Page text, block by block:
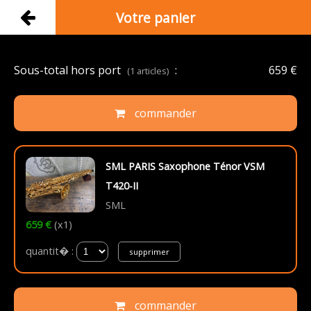
Votre panier
Sous-total hors port (1 articles) : 659 €
commander
SML PARIS Saxophone Ténor VSM
T420-II
SML
659 € (x1)
quantit� :
supprimer
commander